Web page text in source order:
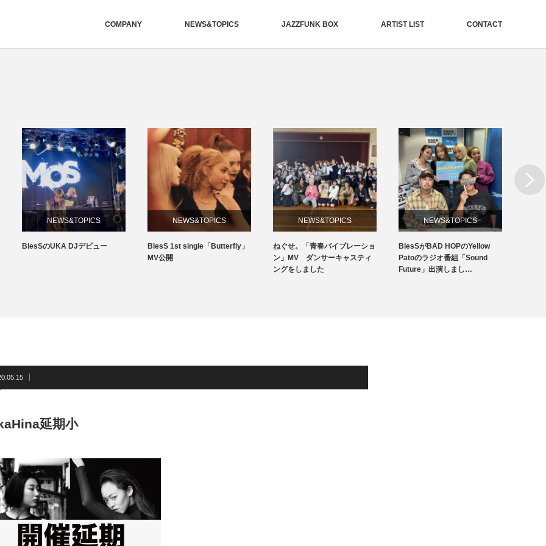
COMPANY NEWS&TOPICS JAZZFUNK BOX ARTIST LIST CONTACT
NEWS&TOPICS
BlesSのUKA DJデビュー
NEWS&TOPICS
BlesS 1st single「Butterfly」
MV公開
NEWS&TOPICS
ねぐせ。「青春バイブレーショ
ン」MV ダンサーキャスティ
ングをしました
NEWS&TOPICS
BlesSがBAD HOPのYellow
Patoのラジオ番組「Sound
Future」出演しまし…
Next
延期小